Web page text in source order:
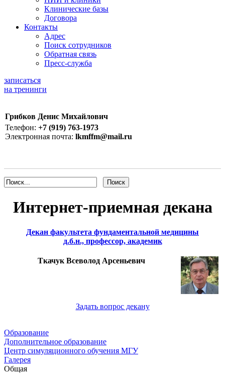
Клинические базы
Договора
Контакты
Адрес
Поиск сотрудников
Обратная связь
Пресс-служба
записаться
на тренинги
Грибков Денис Михайлович
Телефон: +7 (919) 763-1973
Электронная почта: lkmffm@mail.ru
Интернет-приемная декана
Декан факультета фундаментальной медицины
д.б.н., профессор, академик
Ткачук Всеволод Арсеньевич
Задать вопрос декану
Образование
Дополнительное образование
Центр симуляционного обучения МГУ
Галерея
Общая